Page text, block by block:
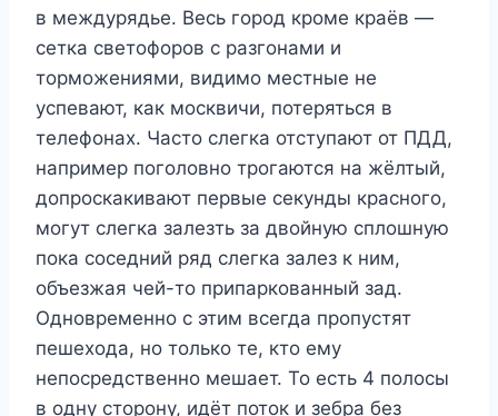
в междурядье. Весь город кроме краёв —
сетка светофоров с разгонами и
торможениями, видимо местные не
успевают, как москвичи, потеряться в
телефонах. Часто слегка отступают от ПДД,
например поголовно трогаются на жёлтый,
допроскакивают первые секунды красного,
могут слегка залезть за двойную сплошную
пока соседний ряд слегка залез к ним,
объезжая чей-то припаркованный зад.
Одновременно с этим всегда пропустят
пешехода, но только те, кто ему
непосредственно мешает. То есть 4 полосы
в одну сторону, идёт поток и зебра без